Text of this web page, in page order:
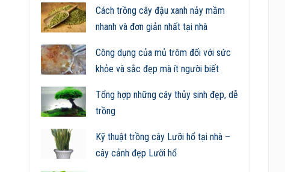
Cách trồng cây đậu xanh nảy mầm
nhanh và đơn giản nhất tại nhà
Công dụng của mủ trôm đối với sức
khỏe và sắc đẹp mà ít người biết
Tổng hợp những cây thủy sinh đẹp, dễ
trồng
Kỹ thuật trồng cây Lưỡi hổ tại nhà –
cây cảnh đẹp Lưỡi hổ